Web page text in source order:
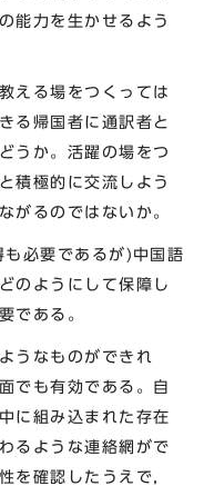
能力を生かせるよう
える場をつくっては
る帰国者に通訳者と
うか。活躍の場をつ
積極的に交流しよう
がるのではないか。
必要であるが)中国語
のようにして保障し
である。
うなものができれ
でも有効である。自
に組み込まれた存在
るような連絡網がで
を確認したうえで，